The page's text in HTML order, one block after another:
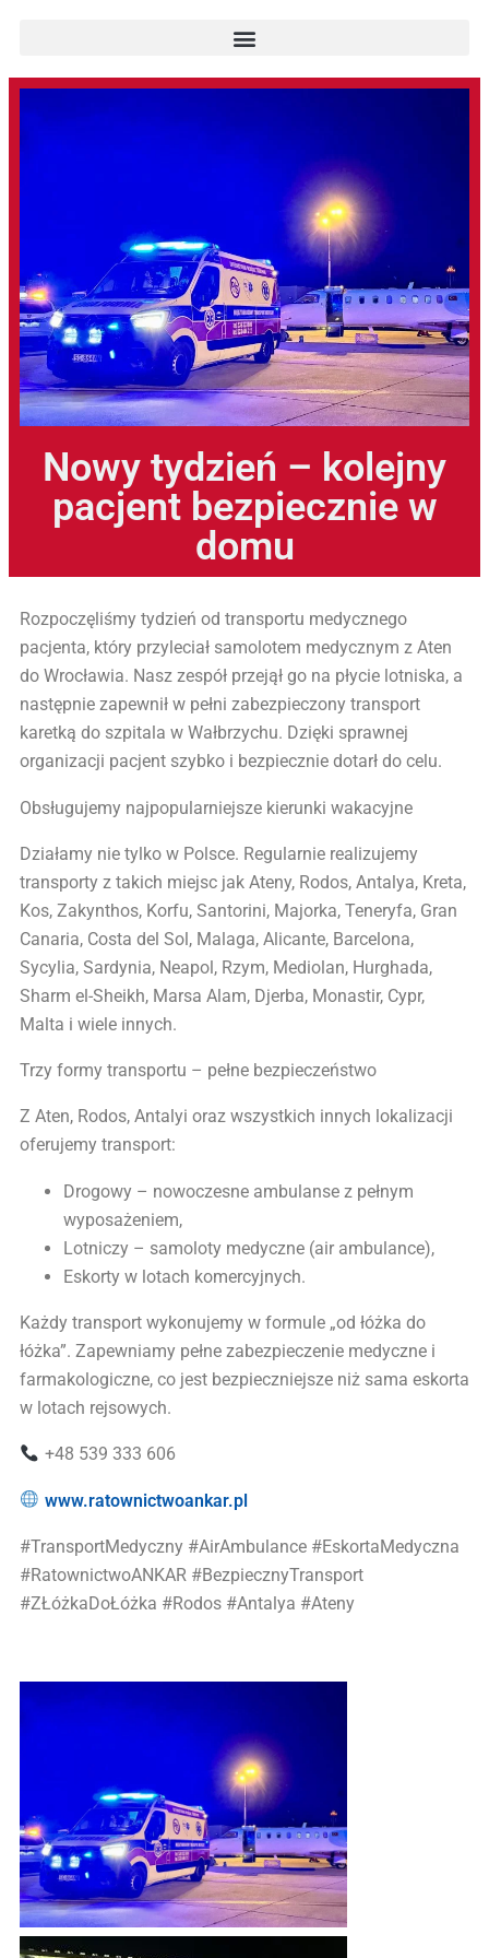
Nowy tydzień – kolejny
pacjent bezpiecznie w
domu
Rozpoczęliśmy tydzień od transportu medycznego
pacjenta, który przyleciał samolotem medycznym z Aten
do Wrocławia. Nasz zespół przejął go na płycie lotniska, a
następnie zapewnił w pełni zabezpieczony transport
karetką do szpitala w Wałbrzychu. Dzięki sprawnej
organizacji pacjent szybko i bezpiecznie dotarł do celu.
Obsługujemy najpopularniejsze kierunki wakacyjne
Działamy nie tylko w Polsce. Regularnie realizujemy
transporty z takich miejsc jak Ateny, Rodos, Antalya, Kreta,
Kos, Zakynthos, Korfu, Santorini, Majorka, Teneryfa, Gran
Canaria, Costa del Sol, Malaga, Alicante, Barcelona,
Sycylia, Sardynia, Neapol, Rzym, Mediolan, Hurghada,
Sharm el-Sheikh, Marsa Alam, Djerba, Monastir, Cypr,
Malta i wiele innych.
Trzy formy transportu – pełne bezpieczeństwo
Z Aten, Rodos, Antalyi oraz wszystkich innych lokalizacji
oferujemy transport:
Drogowy – nowoczesne ambulanse z pełnym
wyposażeniem,
Lotniczy – samoloty medyczne (air ambulance),
Eskorty w lotach komercyjnych.
Każdy transport wykonujemy w formule „od łóżka do
łóżka”. Zapewniamy pełne zabezpieczenie medyczne i
farmakologiczne, co jest bezpieczniejsze niż sama eskorta
w lotach rejsowych.
+48 539 333 606
www.ratownictwoankar.pl
#TransportMedyczny #AirAmbulance #EskortaMedyczna
#RatownictwoANKAR #BezpiecznyTransport
#ZŁóżkaDoŁóżka #Rodos #Antalya #Ateny